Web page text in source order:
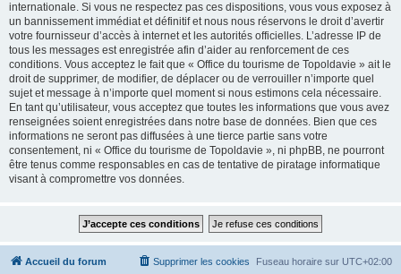
internationale. Si vous ne respectez pas ces dispositions, vous vous exposez à
un bannissement immédiat et définitif et nous nous réservons le droit d’avertir
votre fournisseur d’accès à internet et les autorités officielles. L’adresse IP de
tous les messages est enregistrée afin d’aider au renforcement de ces
conditions. Vous acceptez le fait que « Office du tourisme de Topoldavie » ait le
droit de supprimer, de modifier, de déplacer ou de verrouiller n’importe quel
sujet et message à n’importe quel moment si nous estimons cela nécessaire.
En tant qu’utilisateur, vous acceptez que toutes les informations que vous avez
renseignées soient enregistrées dans notre base de données. Bien que ces
informations ne seront pas diffusées à une tierce partie sans votre
consentement, ni « Office du tourisme de Topoldavie », ni phpBB, ne pourront
être tenus comme responsables en cas de tentative de piratage informatique
visant à compromettre vos données.
Accueil du forum Fuseau horaire sur UTC+02:00
Supprimer les cookies